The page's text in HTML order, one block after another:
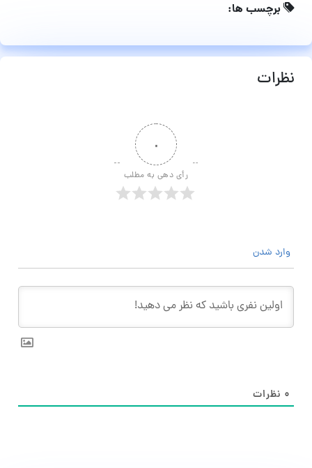
برچسب ها:
نظرات
۰
رأی دهی به مطلب
وارد شدن
۰ نظرات